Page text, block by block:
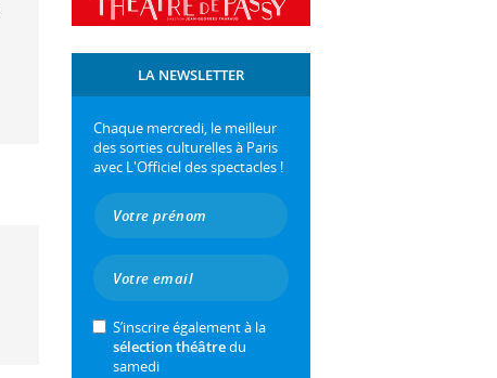
LA NEWSLETTER
Chaque mercredi, le meilleur
des sorties culturelles à Paris
avec L'Officiel des spectacles !
S’inscrire également à la
sélection théâtredu
samedi